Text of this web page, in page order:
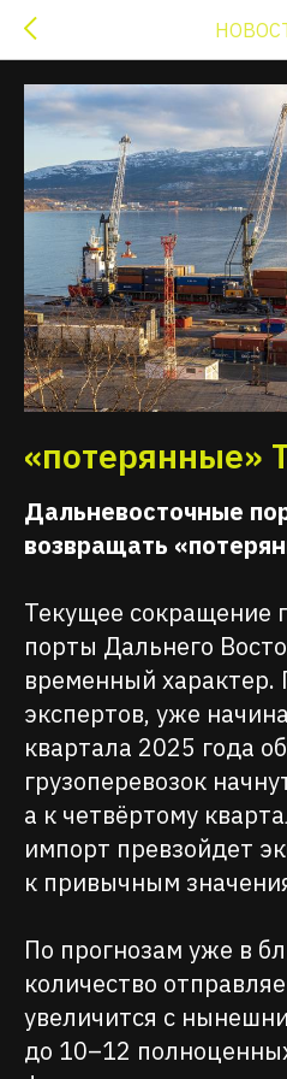
«потерянные»
Дальневосточные
возвращать
Текущее сокращение
порты Дальнего
временный
экспертов, уже
квартала 2025 года
грузоперевозок
а к четвёртому
импорт превзойдет
к привычным
По прогнозам уже в
количество
увеличится с
до 10–12